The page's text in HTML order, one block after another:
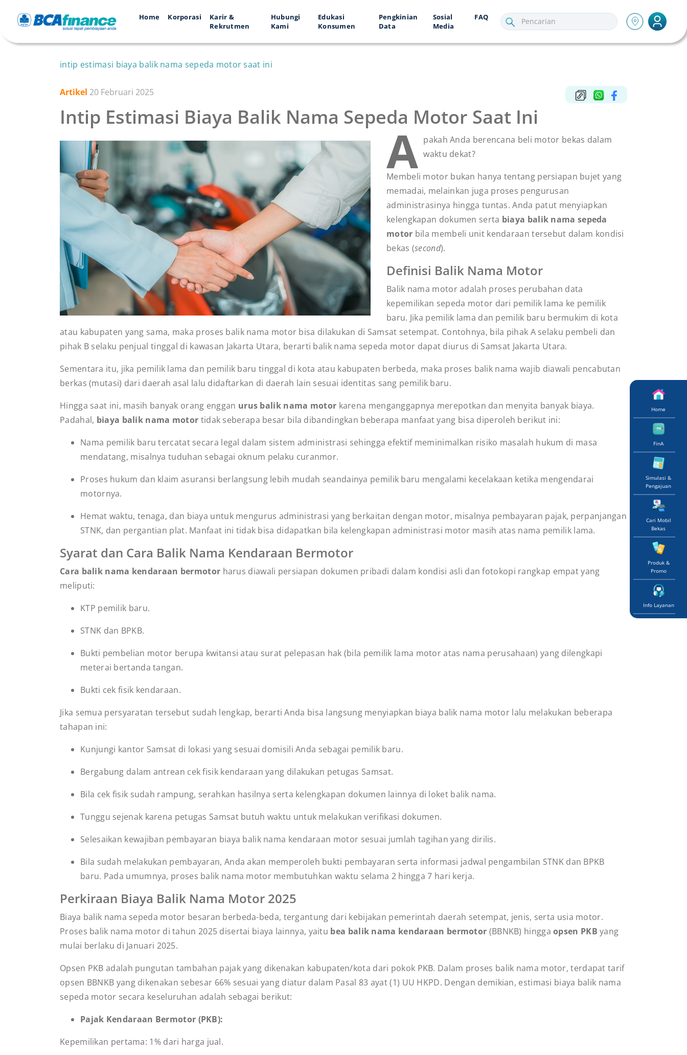
Home Korporasi
Karir &
Rekrutmen
Hubungi
Kami
Edukasi
Konsumen
Pengkinian
Data
Sosial
Media
FAQ
Home
FinA
Simulasi &
Pengajuan
Cari Mobil
Bekas
Produk &
Promo
Info Layanan
intip estimasi biaya balik nama sepeda motor saat ini
Artikel 20 Februari 2025
Intip Estimasi Biaya Balik Nama Sepeda Motor Saat Ini
A pakah Anda berencana beli motor bekas dalam
waktu dekat?
Membeli motor bukan hanya tentang persiapan bujet yang
memadai, melainkan juga proses pengurusan
administrasinya hingga tuntas. Anda patut menyiapkan
kelengkapan dokumen serta biaya balik nama sepeda
motor bila membeli unit kendaraan tersebut dalam kondisi
bekas (second).
Definisi Balik Nama Motor
Balik nama motor adalah proses perubahan data
kepemilikan sepeda motor dari pemilik lama ke pemilik
baru. Jika pemilik lama dan pemilik baru bermukim di kota
atau kabupaten yang sama, maka proses balik nama motor bisa dilakukan di Samsat setempat. Contohnya, bila pihak A selaku pembeli dan
pihak B selaku penjual tinggal di kawasan Jakarta Utara, berarti balik nama sepeda motor dapat diurus di Samsat Jakarta Utara.
Sementara itu, jika pemilik lama dan pemilik baru tinggal di kota atau kabupaten berbeda, maka proses balik nama wajib diawali pencabutan
berkas (mutasi) dari daerah asal lalu didaftarkan di daerah lain sesuai identitas sang pemilik baru.
Hingga saat ini, masih banyak orang enggan urus balik nama motor karena menganggapnya merepotkan dan menyita banyak biaya.
Padahal, biaya balik nama motor tidak seberapa besar bila dibandingkan beberapa manfaat yang bisa diperoleh berikut ini:
Nama pemilik baru tercatat secara legal dalam sistem administrasi sehingga efektif meminimalkan risiko masalah hukum di masa
mendatang, misalnya tuduhan sebagai oknum pelaku curanmor.
Proses hukum dan klaim asuransi berlangsung lebih mudah seandainya pemilik baru mengalami kecelakaan ketika mengendarai
motornya.
Hemat waktu, tenaga, dan biaya untuk mengurus administrasi yang berkaitan dengan motor, misalnya pembayaran pajak, perpanjangan
STNK, dan pergantian plat. Manfaat ini tidak bisa didapatkan bila kelengkapan administrasi motor masih atas nama pemilik lama.
Syarat dan Cara Balik Nama Kendaraan Bermotor
Cara balik nama kendaraan bermotor harus diawali persiapan dokumen pribadi dalam kondisi asli dan fotokopi rangkap empat yang
meliputi:
KTP pemilik baru.
STNK dan BPKB.
Bukti pembelian motor berupa kwitansi atau surat pelepasan hak (bila pemilik lama motor atas nama perusahaan) yang dilengkapi
meterai bertanda tangan.
Bukti cek fisik kendaraan.
Jika semua persyaratan tersebut sudah lengkap, berarti Anda bisa langsung menyiapkan biaya balik nama motor lalu melakukan beberapa
tahapan ini:
Kunjungi kantor Samsat di lokasi yang sesuai domisili Anda sebagai pemilik baru.
Bergabung dalam antrean cek fisik kendaraan yang dilakukan petugas Samsat.
Bila cek fisik sudah rampung, serahkan hasilnya serta kelengkapan dokumen lainnya di loket balik nama.
Tunggu sejenak karena petugas Samsat butuh waktu untuk melakukan verifikasi dokumen.
Selesaikan kewajiban pembayaran biaya balik nama kendaraan motor sesuai jumlah tagihan yang dirilis.
Bila sudah melakukan pembayaran, Anda akan memperoleh bukti pembayaran serta informasi jadwal pengambilan STNK dan BPKB
baru. Pada umumnya, proses balik nama motor membutuhkan waktu selama 2 hingga 7 hari kerja.
Perkiraan Biaya Balik Nama Motor 2025
Biaya balik nama sepeda motor besaran berbeda-beda, tergantung dari kebijakan pemerintah daerah setempat, jenis, serta usia motor.
Proses balik nama motor di tahun 2025 disertai biaya lainnya, yaitu bea balik nama kendaraan bermotor (BBNKB) hinggaopsen PKByang
mulai berlaku di Januari 2025.
Opsen PKB adalah pungutan tambahan pajak yang dikenakan kabupaten/kota dari pokok PKB. Dalam proses balik nama motor, terdapat tarif
opsen BBNKB yang dikenakan sebesar 66% sesuai yang diatur dalam Pasal 83 ayat (1) UU HKPD. Dengan demikian, estimasi biaya balik nama
sepeda motor secara keseluruhan adalah sebagai berikut:
Pajak Kendaraan Bermotor (PKB):
Kepemilikan pertama: 1% dari harga jual.